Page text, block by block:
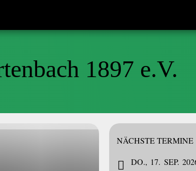
1897 e.V.
NÄCHSTE TERMINE
SEP.
17
DO.